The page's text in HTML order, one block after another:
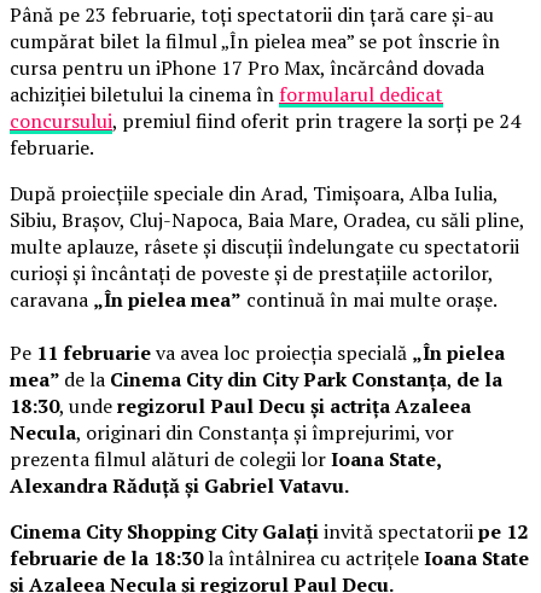
Până pe 23 februarie, toți spectatorii din țară care și-au
cumpărat bilet la filmul „În pielea mea” se pot înscrie în
cursa pentru un iPhone 17 Pro Max, încărcând dovada
achiziției biletului la cinema înformularul dedicat
concursului, premiul fiind oferit prin tragere la sorți pe 24
februarie.
După proiecțiile speciale din Arad, Timișoara, Alba Iulia,
Sibiu, Brașov, Cluj-Napoca, Baia Mare, Oradea, cu săli pline,
multe aplauze, râsete și discuții îndelungate cu spectatorii
curioși și încântați de poveste și de prestațiile actorilor,
caravana „În pielea mea” continuă în mai multe orașe.
Pe 11 februarieva avea loc proiecția specială „În pielea
mea” de la Cinema City din City Park Constanța, de la
18:30, underegizorul Paul Decu și actrița Azaleea
Necula, originari din Constanța și împrejurimi, vor
prezenta filmul alături de colegii lorIoana State,
Alexandra Răduță și Gabriel Vatavu.
Cinema City Shopping City Galațiinvită spectatoriipe 12
februarie de la 18:30la întâlnirea cu actrițeleIoana State
și Azaleea Necula și regizorul Paul Decu.